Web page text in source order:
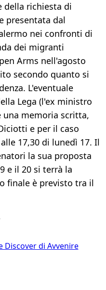
della richiesta di
presentata dal
nei confronti di
dei migranti
Arms nell'agosto
secondo quanto si
L'eventuale
Lega (l'ex ministro
una memoria scritta,
e per il caso
17,30 di lunedì 17. Il
la sua proposta
e il 20 si terrà la
finale è previsto tra il
Discover di Avvenire